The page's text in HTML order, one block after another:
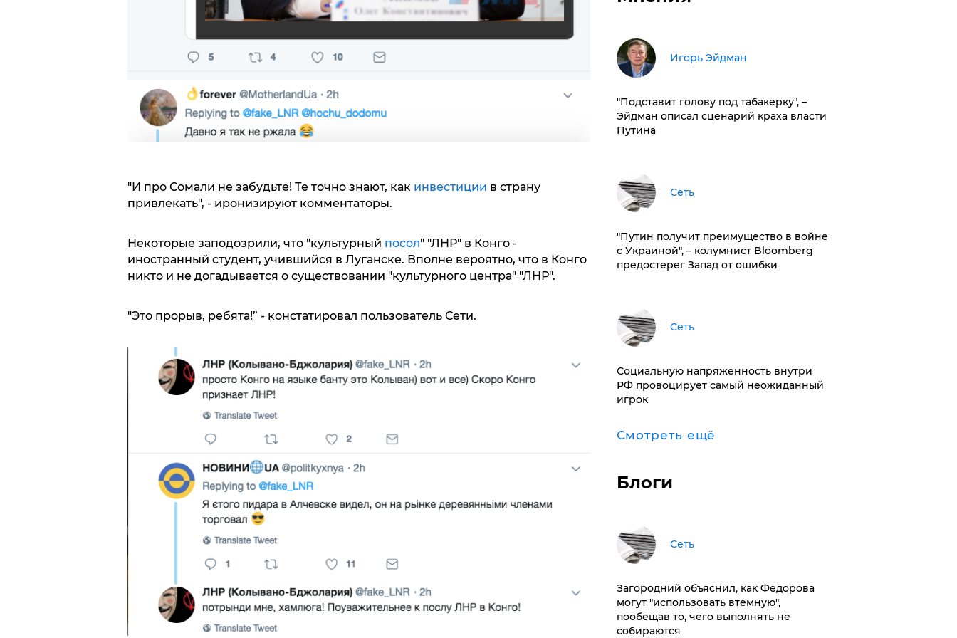
"И про Сомали не забудьте! Те точно знают, как инвестиции в страну
привлекать", - иронизируют комментаторы.
Некоторые заподозрили, что "культурный посол" "ЛНР" в Конго -
иностранный студент, учившийся в Луганске. Вполне вероятно, что в Конго
никто и не догадывается о существовании "культурного центра" "ЛНР".
"Это прорыв, ребята!” - констатировал пользователь Сети.
Игорь Эйдман
​"Подставит голову под табакерку", –
Эйдман описал сценарий краха власти
Путина
Сеть
"Путин получит преимущество в войне
с Украиной", – колумнист Bloomberg
предостерег Запад от ошибки
Сеть
Социальную напряженность внутри
РФ провоцирует самый неожиданный
игрок
Смотреть ещё
Блоги
Сеть
Загородний объяснил, как Федорова
могут "использовать втемную",
пообещав то, чего выполнять не
собираются